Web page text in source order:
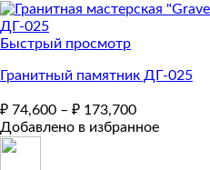
Быстрый просмотр
Гранитный памятник ДГ-025
₽ 74,600 – ₽ 173,700
Добавлено в избранное